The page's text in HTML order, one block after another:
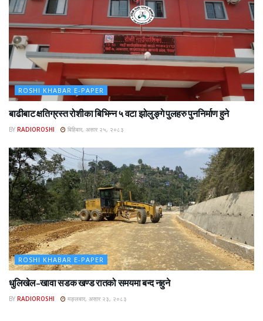
ROSHI KHABAR E-PAPER
बाढीबाट क्षतिग्रस्त रोशीका बिभिन्न ५ वटा झोलुङ्गे पुलहरु पुननिर्माण हुने
BY RADIOROSHI बिहिबार, असार २५, २०८३
ROSHI KHABAR E-PAPER
धुलिखेल–खावा सडक खण्ड रातको समयमा बन्द नहुने
BY RADIOROSHI मङ्लबार, असार २३, २०८३